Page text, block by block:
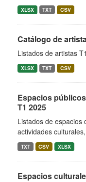
XLSX TXT CSV
Catálogo de
Listados de artistas T1
XLSX TXT CSV
Espacios
T1 2025
Listados de espacios
actividades
TXT CSV XLSX
Espacios